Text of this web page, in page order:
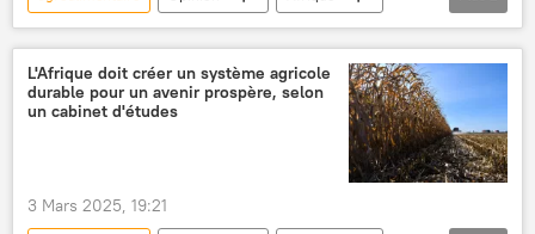
zone de libre-échange continentale africaine (ZLECAf)
matières premières
L'Afrique doit créer un système agricole
durable pour un avenir prospère, selon
un cabinet d'études
3 Mars 2025, 19:21